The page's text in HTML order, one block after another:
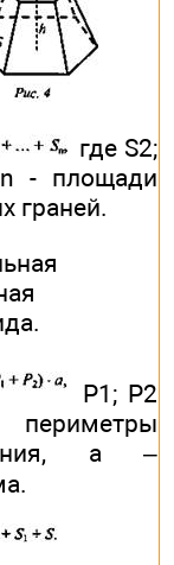
где S2;
- площади
граней.
Р1; Р2
а –